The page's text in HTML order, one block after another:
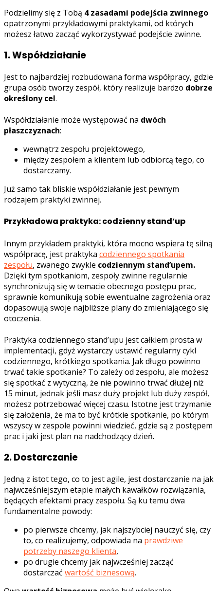
Podzielimy się z Tobą 4 zasadami podejścia zwinnego
opatrzonymi przykładowymi praktykami, od których
możesz łatwo zacząć wykorzystywać podejście zwinne.
1. Współdziałanie
Jest to najbardziej rozbudowana forma współpracy, gdzie
grupa osób tworzy zespół, który realizuje bardzo dobrze
określony cel.
Współdziałanie może występować na dwóch
płaszczyznach:
wewnątrz zespołu projektowego,
między zespołem a klientem lub odbiorcą tego, co
dostarczamy.
Już samo tak bliskie współdziałanie jest pewnym
rodzajem praktyki zwinnej.
Przykładowa praktyka: codzienny stand’up
Innym przykładem praktyki, która mocno wspiera tę silną
współpracę, jest praktyka codziennego spotkania
zespołu, zwanego zwykle codziennym stand’upem.
Dzięki tym spotkaniom, zespoły zwinne regularnie
synchronizują się w temacie obecnego postępu prac,
sprawnie komunikują sobie ewentualne zagrożenia oraz
dopasowują swoje najbliższe plany do zmieniającego się
otoczenia.
Praktyka codziennego stand’upu jest całkiem prosta w
implementacji, gdyż wystarczy ustawić regularny cykl
codziennego, krótkiego spotkania. Jak długo powinno
trwać takie spotkanie? To zależy od zespołu, ale możesz
się spotkać z wytyczną, że nie powinno trwać dłużej niż
15 minut, jednak jeśli masz duży projekt lub duży zespół,
możesz potrzebować więcej czasu. Istotne jest trzymanie
się założenia, że ma to być krótkie spotkanie, po którym
wszyscy w zespole powinni wiedzieć, gdzie są z postępem
prac i jaki jest plan na nadchodzący dzień.
2. Dostarczanie
Jedną z istot tego, co to jest agile, jest dostarczanie na jak
najwcześniejszym etapie małych kawałków rozwiązania,
będących efektami pracy zespołu. Są ku temu dwa
fundamentalne powody:
po pierwsze chcemy, jak najszybciej nauczyć się, czy
to, co realizujemy, odpowiada na prawdziwe
potrzeby naszego klienta,
po drugie chcemy jak najwcześniej zacząć
dostarczać wartość biznesową.